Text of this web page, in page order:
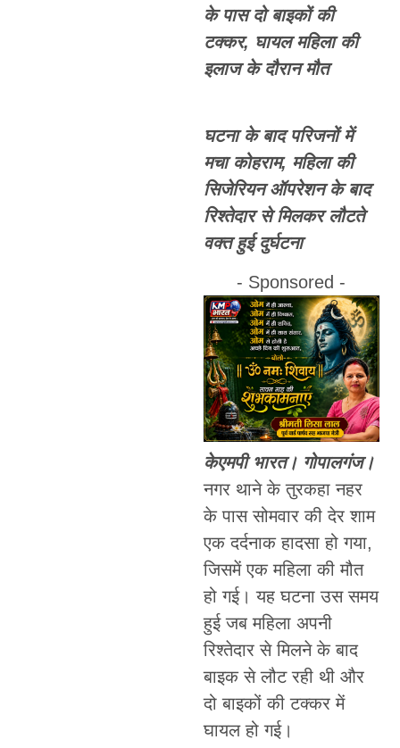
के पास दो बाइकों की
टक्कर, घायल महिला की
इलाज के दौरान मौत
घटना के बाद परिजनों में
मचा कोहराम, महिला की
सिजेरियन ऑपरेशन के बाद
रिश्तेदार से मिलकर लौटते
वक्त हुई दुर्घटना
- Sponsored -
केएमपी भारत। गोपालगंज।
नगर थाने के तुरकहा नहर
के पास सोमवार की देर शाम
एक दर्दनाक हादसा हो गया,
जिसमें एक महिला की मौत
हो गई। यह घटना उस समय
हुई जब महिला अपनी
रिश्तेदार से मिलने के बाद
बाइक से लौट रही थी और
दो बाइकों की टक्कर में
घायल हो गई।